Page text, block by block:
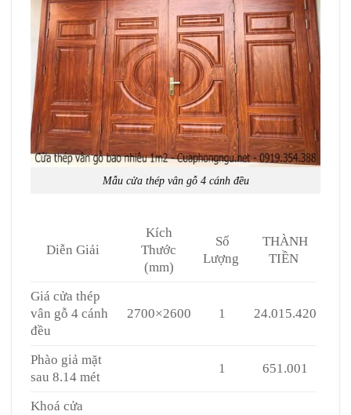
Mẫu cửa thép vân gỗ 4 cánh đều
Diễn Giải
Kích
Thước
(mm)
Số
Lượng
THÀNH
TIỀN
Giá cửa thép
vân gỗ 4 cánh
đều
2700×2600 1 24.015.420
Phào giả mặt
sau 8.14 mét
1 651.001
Khoá cửa